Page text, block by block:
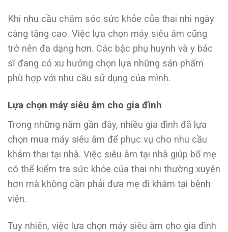
Khi nhu cầu chăm sóc sức khỏe của thai nhi ngày
càng tăng cao. Việc lựa chọn máy siêu âm cũng
trở nên đa dạng hơn. Các bậc phụ huynh và y bác
sĩ đang có xu hướng chọn lựa những sản phẩm
phù hợp với nhu cầu sử dụng của mình.
Lựa chọn máy siêu âm cho gia đình
Trong những năm gần đây, nhiều gia đình đã lựa
chọn mua máy siêu âm để phục vụ cho nhu cầu
khám thai tại nhà. Việc siêu âm tại nhà giúp bố mẹ
có thể kiểm tra sức khỏe của thai nhi thường xuyên
hơn mà không cần phải đưa mẹ đi khám tại bệnh
viện.
Tuy nhiên, việc lựa chọn máy siêu âm cho gia đình